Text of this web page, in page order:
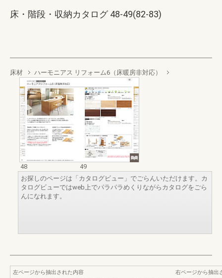
床・階段・収納カタログ 48-49(82-83)
床材 ハーモニアス リフォーム6（床暖房非対応）
48
49
お探しのページは「カタログビュー」でごらんいただけます。カ
タログビューではweb上でパラパラめくりながらカタログをごら
んになれます。
左ページから抽出された内容
右ページから抽出